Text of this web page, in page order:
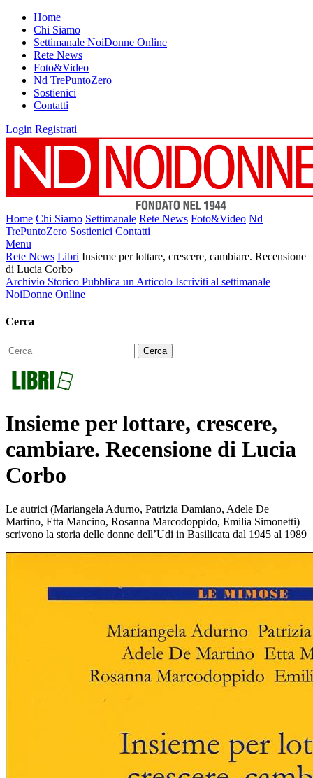
Home
Chi Siamo
Settimanale NoiDonne Online
Rete News
Foto&Video
Nd TrePuntoZero
Sostienici
Contatti
Login Registrati
Home Chi Siamo Settimanale Rete News Foto&Video Nd
TrePuntoZero Sostienici Contatti
Menu
Rete News Libri Insieme per lottare, crescere, cambiare. Recensione
di Lucia Corbo
Archivio Storico Pubblica un Articolo Iscriviti al settimanale
NoiDonne Online
Cerca
Insieme per lottare, crescere,
cambiare. Recensione di Lucia
Corbo
Le autrici (Mariangela Adurno, Patrizia Damiano, Adele De
Martino, Etta Mancino, Rosanna Marcodoppido, Emilia Simonetti)
scrivono la storia delle donne dell’Udi in Basilicata dal 1945 al 1989